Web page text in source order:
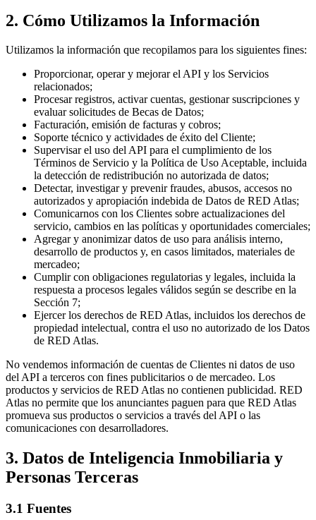
2. Cómo Utilizamos la Información
Utilizamos la información que recopilamos para los siguientes fines:
Proporcionar, operar y mejorar el API y los Servicios
relacionados;
Procesar registros, activar cuentas, gestionar suscripciones y
evaluar solicitudes de Becas de Datos;
Facturación, emisión de facturas y cobros;
Soporte técnico y actividades de éxito del Cliente;
Supervisar el uso del API para el cumplimiento de los
Términos de Servicio y la Política de Uso Aceptable, incluida
la detección de redistribución no autorizada de datos;
Detectar, investigar y prevenir fraudes, abusos, accesos no
autorizados y apropiación indebida de Datos de RED Atlas;
Comunicarnos con los Clientes sobre actualizaciones del
servicio, cambios en las políticas y oportunidades comerciales;
Agregar y anonimizar datos de uso para análisis interno,
desarrollo de productos y, en casos limitados, materiales de
mercadeo;
Cumplir con obligaciones regulatorias y legales, incluida la
respuesta a procesos legales válidos según se describe en la
Sección 7;
Ejercer los derechos de RED Atlas, incluidos los derechos de
propiedad intelectual, contra el uso no autorizado de los Datos
de RED Atlas.
No vendemos información de cuentas de Clientes ni datos de uso
del API a terceros con fines publicitarios o de mercadeo. Los
productos y servicios de RED Atlas no contienen publicidad. RED
Atlas no permite que los anunciantes paguen para que RED Atlas
promueva sus productos o servicios a través del API o las
comunicaciones con desarrolladores.
3. Datos de Inteligencia Inmobiliaria y
Personas Terceras
3.1 Fuentes